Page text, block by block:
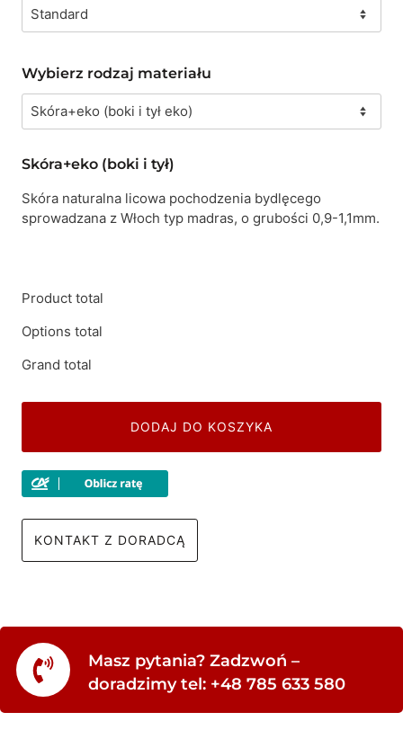
Wybierz rodzaj materiału
Skóra+eko (boki i tył)
Skóra naturalna licowa pochodzenia bydlęcego
sprowadzana z Włoch typ madras, o grubości 0,9-1,1mm.
Product total
Options total
Grand total
DODAJ DO KOSZYKA
KONTAKT Z DORADCĄ
Masz pytania? Zadzwoń –
doradzimy tel: +48 785 633 580